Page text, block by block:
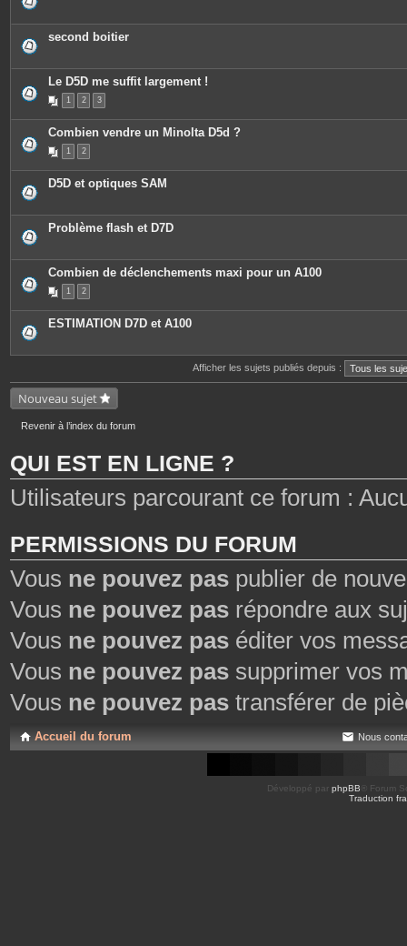
second boitier
Le D5D me suffit largement !
1 2 3
Combien vendre un Minolta D5d ?
1 2
D5D et optiques SAM
Problème flash et D7D
Combien de déclenchements maxi pour un A100
1 2
ESTIMATION D7D et A100
Afficher les sujets publiés depuis :
Nouveau sujet
Revenir à l’index du forum
QUI EST EN LIGNE ?
Utilisateurs parcourant ce forum :
PERMISSIONS DU FORUM
Vous ne pouvez pas publier de
Vous ne pouvez pas répondre aux
Vous ne pouvez pas éditer vos
Vous ne pouvez pas supprimer vos
Vous ne pouvez pas transférer de
Accueil du forum Nous
Développé par phpBB ® Forum
Traduction